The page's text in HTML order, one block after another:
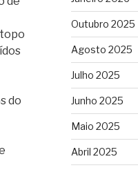
do
Outubro 2025
Agosto 2025
Julho 2025
Junho 2025
Maio 2025
Abril 2025